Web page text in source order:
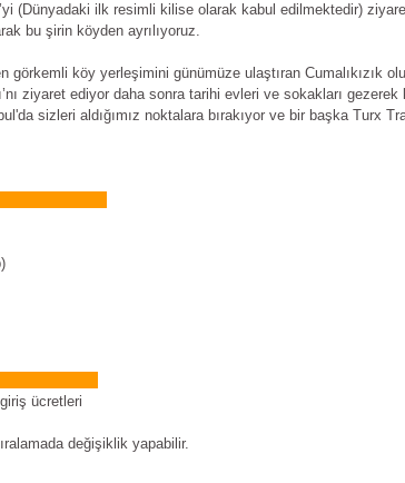
(Dünyadaki ilk resimli kilise olarak kabul edilmektedir)
bu şirin köyden ayrılıyoruz.
görkemli köy yerleşimini günümüze ulaştıran Cumalıkızık
ziyaret ediyor daha sonra tarihi evleri ve sokakları
sizleri aldığımız noktalara bırakıyor ve bir başka Turx
ücretleri
değişiklik yapabilir.